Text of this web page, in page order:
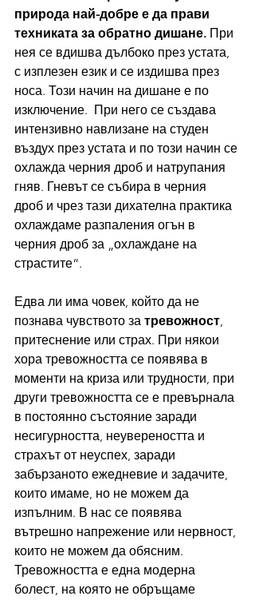
природа най-добре е да прави
техниката за обратно дишане. При
нея се вдишва дълбоко през устата,
с изплезен език и се издишва през
носа. Този начин на дишане е по
изключение.  При него се създава
интензивно навлизане на студен
въздух през устата и по този начин се
охлажда черния дроб и натрупания
гняв. Гневът се събира в черния
дроб и чрез тази дихателна практика
охлаждаме разпаления огън в
черния дроб за „охлаждане на
страстите“.
Едва ли има човек, който да не
познава чувството за тревожност,
притеснение или страх. При някои
хора тревожността се появява в
моменти на криза или трудности, при
други тревожността се е превърнала
в постоянно състояние заради
несигурността, неувереността и
страхът от неуспех, заради
забързаното ежедневие и задачите,
които имаме, но не можем да
изпълним. В нас се появява
вътрешно напрежение или нервност,
които не можем да обясним.
Тревожността е една модерна
болест, на която не обръщаме